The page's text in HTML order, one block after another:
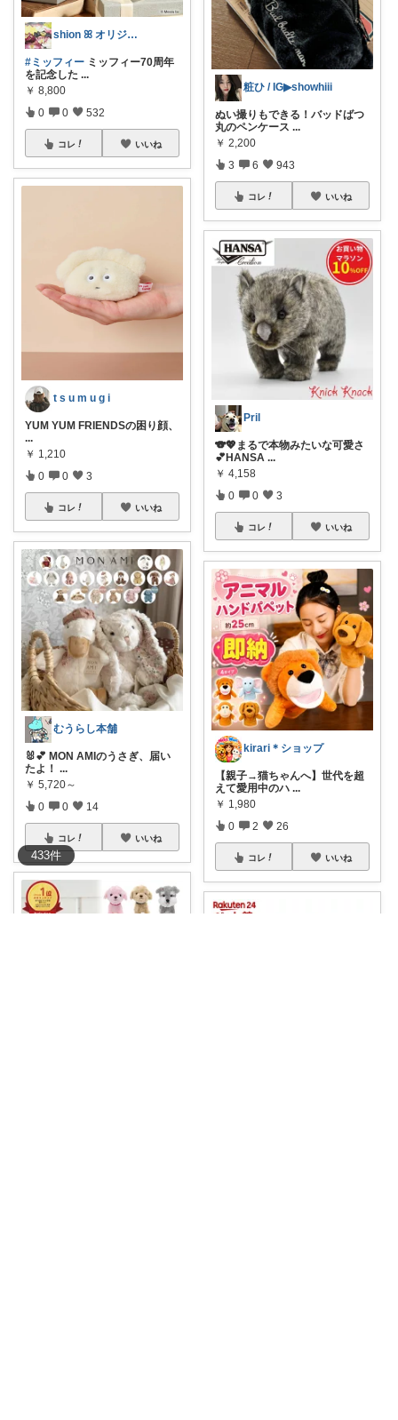
433件
shion ꕤ オリジナル写真多め♡
#ミッフィー ミッフィー70周年
を記念した ...
￥ 8,800
0 0 532
コレ いいね
t s u m u g i
YUM YUM FRIENDSの困り顔、
...
￥ 1,210
0 0 3
コレ いいね
むうらし本舗
🐰💕 MON AMIのうさぎ、届い
たよ！ ...
￥ 5,720～
0 0 14
コレ いいね
粧ひ / IG▶showhiii
ぬい撮りもできる！バッドばつ
丸のペンケース ...
￥ 2,200
3 6 943
コレ いいね
Pril
🐨💖まるで本物みたいな可愛さ
💕HANSA ...
￥ 4,158
0 0 3
コレ いいね
kirari＊ショップ
【親子→猫ちゃんへ】世代を超
えて愛用中のハ ...
￥ 1,980
0 2 26
コレ いいね